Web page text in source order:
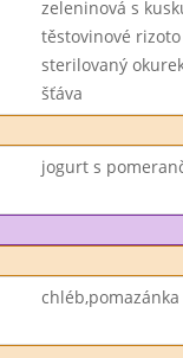
zeleninová s
těstovinové
sterilovaný
šťáva
jogurt s
chléb,pomazánka